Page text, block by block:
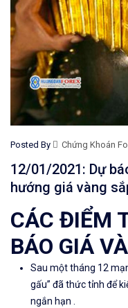
Posted By Chứng Khoán
12/01/2021: Dự
hướng giá vàng
CÁC ĐIỂM
BÁO GIÁ
Sau một tháng 12
gấu” đã thức tỉnh để
ngắn hạn .